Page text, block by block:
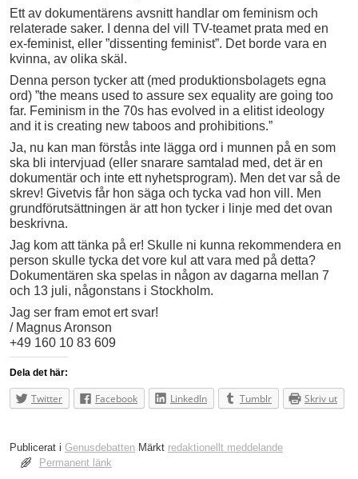
Ett av dokumentärens avsnitt handlar om feminism och
relaterade saker. I denna del vill TV-teamet prata med en
ex-feminist, eller ”dissenting feminist”. Det borde vara en
kvinna, av olika skäl.
Denna person tycker att (med produktionsbolagets egna
ord) ”the means used to assure sex equality are going too
far. Feminism in the 70s has evolved in a elitist ideology
and it is creating new taboos and prohibitions.”
Ja, nu kan man förstås inte lägga ord i munnen på en som
ska bli intervjuad (eller snarare samtalad med, det är en
dokumentär och inte ett nyhetsprogram). Men det var så de
skrev! Givetvis får hon säga och tycka vad hon vill. Men
grundförutsättningen är att hon tycker i linje med det ovan
beskrivna.
Jag kom att tänka på er! Skulle ni kunna rekommendera en
person skulle tycka det vore kul att vara med på detta?
Dokumentären ska spelas in någon av dagarna mellan 7
och 13 juli, någonstans i Stockholm.
Jag ser fram emot ert svar!
/ Magnus Aronson
+49 160 10 83 609
Dela det här:
Twitter Facebook LinkedIn Tumblr Skriv ut
Publicerat i Genusdebatten Märkt redaktionellt meddelande
Permanent länk